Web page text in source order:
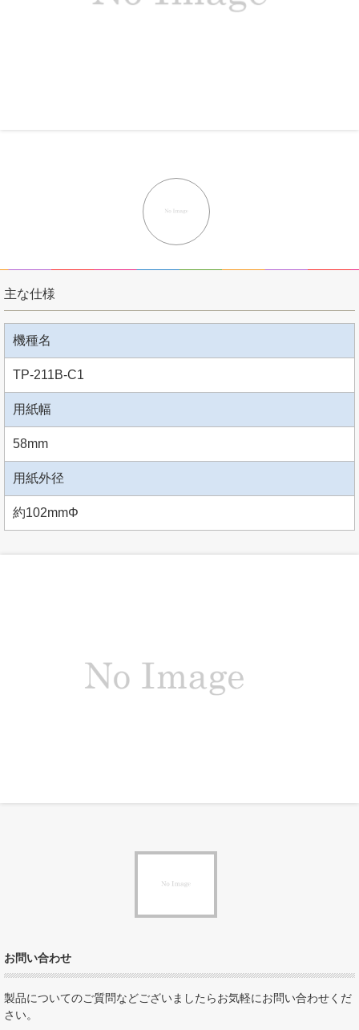
主な仕様
機種名
TP-211B-C1
用紙幅
58mm
用紙外径
約102mmΦ
お問い合わせ
製品についてのご質問などございましたらお気軽にお問い合わせくだ
さい。